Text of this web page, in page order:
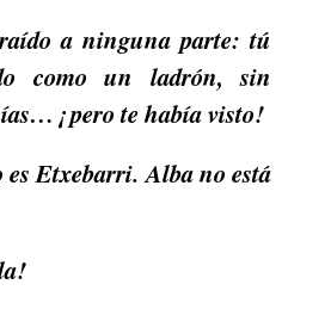
a ninguna parte: tú
como un ladrón, sin
pero te había visto!
Etxebarri. Alba no está